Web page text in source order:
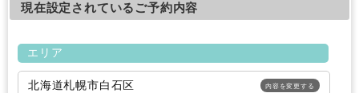
現在設定されているご予約内容
エリア
北海道札幌市白石区 内容を変更する